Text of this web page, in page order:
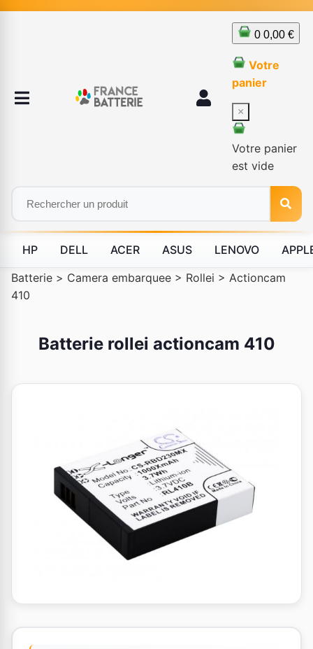
0 0,00 €
Votre
panier
×
Votre panier
est vide
HP DELL ACER ASUS LENOVO
Batterie > Camera embarquee > Rollei > Actioncam
410
Batterie rollei actioncam 410